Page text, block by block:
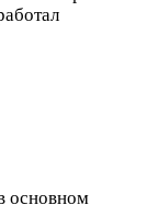
основном